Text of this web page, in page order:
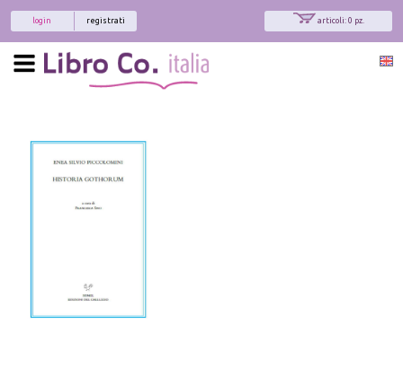
articoli: 0 pz.
registrati
login